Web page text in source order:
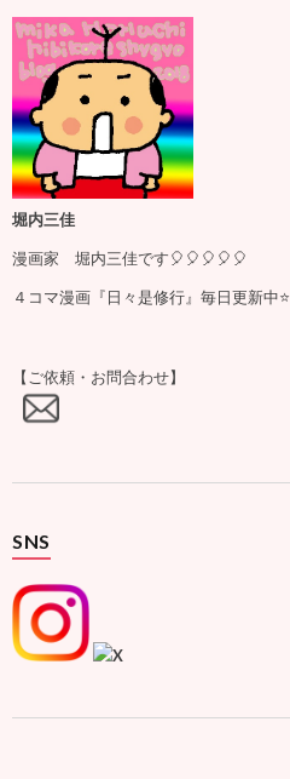
堀内三佳
漫画家 堀内三佳です🎈🎈🎈🎈🎈
４コマ漫画『日々是修行』毎日更新中⭐️
【ご依頼・お問合わせ】
SNS